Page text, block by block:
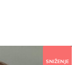
SNIŽENJE